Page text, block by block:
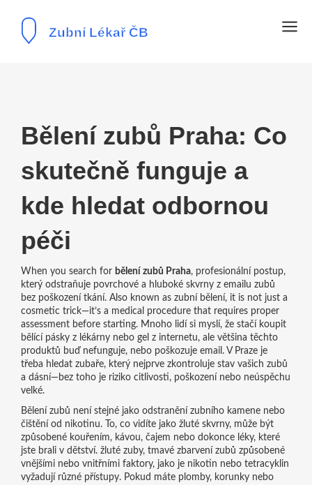
Bělení zubů Praha: Co
skutečně funguje a
kde hledat odbornou
péči
When you search for bělení zubů Praha, profesionální postup,
který odstraňuje povrchové a hluboké skvrny z emailu zubů
bez poškození tkání. Also known as zubní bělení, it is not just a
cosmetic trick—it’s a medical procedure that requires proper
assessment before starting.Mnoho lidí si myslí, že stačí koupit
bělící pásky z lékárny nebo gel z internetu, ale většina těchto
produktů buď nefunguje, nebo poškozuje email. V Praze je
třeba hledat zubaře, který nejprve zkontroluje stav vašich zubů
a dásní—bez toho je riziko citlivosti, poškození nebo neúspěchu
velké.
Bělení zubů není stejné jako odstranění zubního kamene nebo
čištění od nikotinu. To, co vidíte jako žluté skvrny, může být
způsobené kouřením, kávou, čajem nebo dokonce léky, které
jste brali v dětství. žluté zuby, tmavé zbarvení zubů způsobené
vnějšími nebo vnitřními faktory, jako je nikotin nebo tetracyklin
vyžadují různé přístupy. Pokud máte plomby, korunky nebo